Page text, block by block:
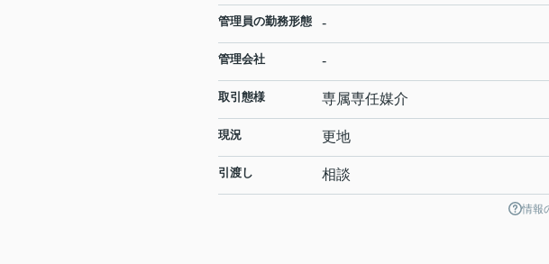
管理員の勤務形態 -
管理会社 -
取引態様 専属専任媒介
現況 更地
引渡し 相談
情報